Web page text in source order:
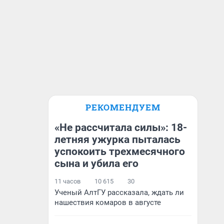
РЕКОМЕНДУЕМ
«Не рассчитала силы»: 18-
летняя ужурка пыталась
успокоить трехмесячного
сына и убила его
11 часов 10 615 30
Ученый АлтГУ рассказала, ждать ли
нашествия комаров в августе